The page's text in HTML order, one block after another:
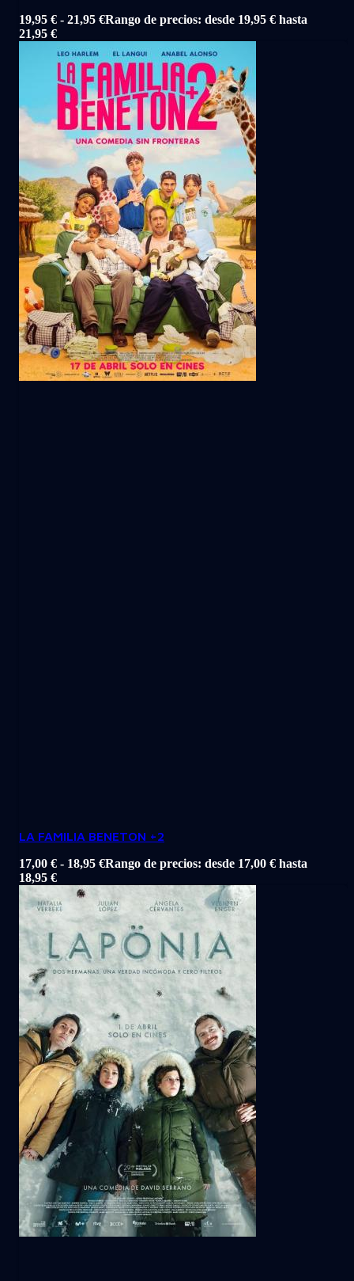
19,95 € - 21,95 €Rango de precios: desde 19,95 € hasta
21,95 €
LA FAMILIA BENETON +2
17,00 € - 18,95 €Rango de precios: desde 17,00 € hasta
18,95 €